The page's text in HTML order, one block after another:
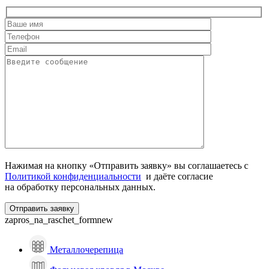
Нажимая на кнопку «Отправить заявку» вы соглашаетесь с
Политикой конфиденциальности и даёте согласие
на обработку персональных данных.
zapros_na_raschet_formnew
Металлочерепица